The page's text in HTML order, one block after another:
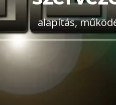
alapítás,